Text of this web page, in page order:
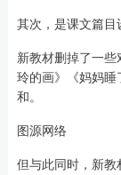
其次，是课文篇目
新教材删掉了一
玲的画》《妈妈
和。
图源网络
但与此同时，新教